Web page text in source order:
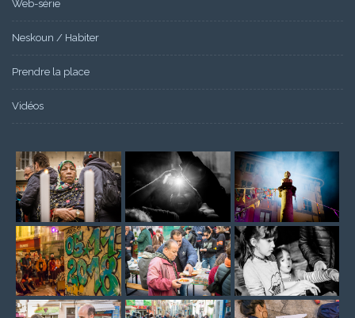
Web-série
Neskoun / Habiter
Prendre la place
Vidéos